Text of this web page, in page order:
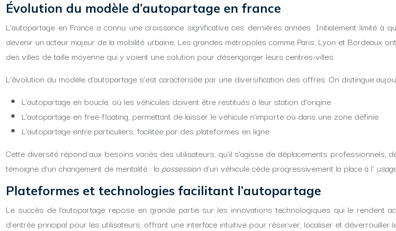
Évolution du modèle d’autopartage en france
L’autopartage en France a connu une croissance significative ces dernières années. Initialement limité à
devenir un acteur majeur de la mobilité urbaine. Les grandes métropoles comme Paris, Lyon et Bordeaux
des villes de taille moyenne qui y voient une solution pour désengorger leurs centres-villes.
L’évolution du modèle d’autopartage s’est caractérisée par une diversification des offres. On distingue
L’autopartage en boucle, où les véhicules doivent être restitués à leur station d’origine
L’autopartage en free-floating, permettant de laisser le véhicule n’importe où dans une zone définie
L’autopartage entre particuliers, facilitée par des plateformes en ligne
Cette diversité répond aux besoins variés des utilisateurs, qu’il s’agisse de déplacements professionnels,
témoigne d’un changement de mentalité : la possession d’un véhicule cède progressivement la place à l’
Plateformes et technologies facilitant l’autopartage
Le succès de l’autopartage repose en grande partie sur les innovations technologiques qui le rendent
d’entrée principal pour les utilisateurs, offrant une interface intuitive pour réserver, localiser et déverrouiller